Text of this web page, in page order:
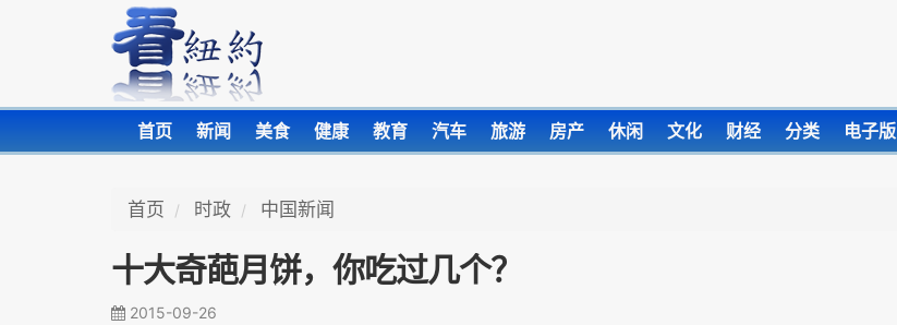
首页 新闻 美食 健康 教育 汽车 旅游 房产 休闲 文化 财经 分类 电子版
首页 时政 中国新闻
十大奇葩月饼，你吃过几个？
2015-09-26